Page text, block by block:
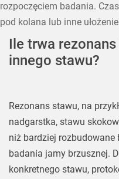
rozpoczęciem badania.
pod kolana lub inne
Ile trwa
innego stawu?
Rezonans stawu, na
nadgarstka, stawu
niż bardziej
badania jamy brzusznej.
konkretnego stawu,